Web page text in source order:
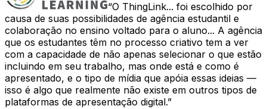
O ThingLink... foi escolhido por
causa de suas possibilidades de agência estudantil e
colaboração no ensino voltado para o aluno... A agência
que os estudantes têm no processo criativo tem a ver
com a capacidade de não apenas selecionar o que estão
incluindo em seu trabalho, mas onde está e como é
apresentado, e o tipo de mídia que apóia essas ideias —
isso é algo que realmente não existe em outros tipos de
plataformas de apresentação digital.